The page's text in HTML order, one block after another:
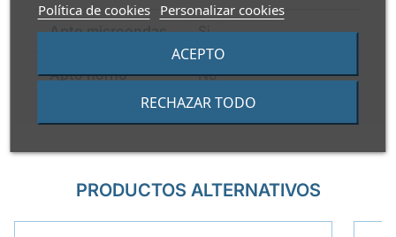
Política de cookies Personalizar cookies
RECHAZAR TODO
ACEPTO
Apto microondas Si
Apto horno No
PRODUCTOS ALTERNATIVOS